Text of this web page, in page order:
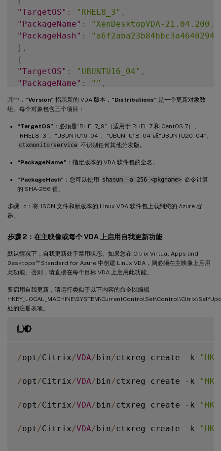
"TargetOS" : "RHEL8_3" ,
"PackageName" :
"XenDesktopVDA-
"PackageHash" :
} ,
{
"TargetOS" : "UBUNTU16_04" ,
"PackageName" : "" ,
"PackageHash"
""
},
"TargetOS": "UBUNTU18_04",
"PackageName":
},
{
-
"TargetOS"
-
"PackageName"
]
}
其中， “Version” 指示新的 VDA 版本， “Distributions” 是一个更新对象数
组。每个对象包含三个项目：
“TargetOS” ：必须是“RHEL7_9”（适用于 RHEL 7 和 CentOS 7）、
“RHEL8_3”、“UBUNTU16_04”、“UBUNTU18_04”或“UBUNTU20_04”。
ctxmonitorservice 不识别任何其他分发版。
“PackageName” ：指定版本的 VDA 软件包的全名。
“PackageHash” ：您可以使用 shasum -a 256 <pkgname> 命令计算
的 SHA-256 值。
步骤 1c：将 JSON 文件和新版本的 Linux VDA 软件包上载到您的 Azure 容
器。
步骤 2：在主映像或每个 VDA 上启用自我更新功能
默认情况下，自我更新处于禁用状态。如果您在 Citrix Virtual Apps and
Desktops ™Standard for Azure 中创建 Linux VDA，则必须在主映像上启用
此功能。否则，请直接在每个目标 VDA 上启用此功能。
要启用自我更新，请运行类似于以下内容的命令以编辑
处的注册表项。
/opt /Citrix/VDA/bin/ctxreg create - k
/opt /Citrix/VDA/bin/ctxreg create - k
/opt /Citrix/VDA/bin/ctxreg create - k
/opt /Citrix/VDA/bin/ctxreg create - k